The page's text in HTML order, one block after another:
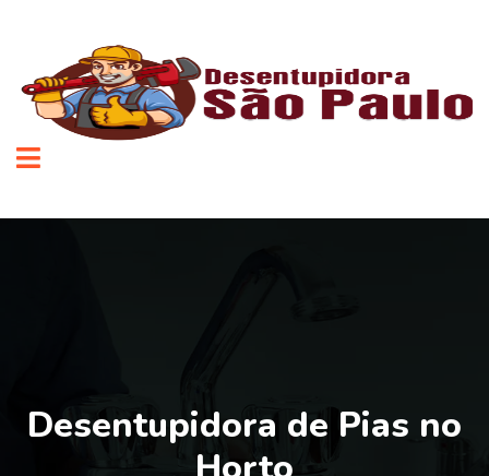
Desentupidora de Pias no